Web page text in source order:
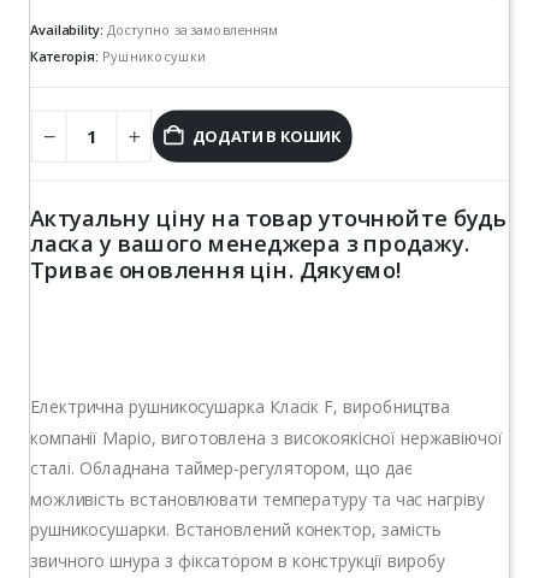
Availability: Доступно за замовленням
Категорія: Рушникосушки
ДОДАТИ В КОШИК
Актуальну ціну на товар уточнюйте будь
ласка у вашого менеджера з продажу.
Триває оновлення цін. Дякуємо!
Електрична рушникосушарка Класік F, виробництва
компанії Маріо, виготовлена з високоякісної нержавіючої
сталі. Обладнана таймер-регулятором, що дає
можливість встановлювати температуру та час нагріву
рушникосушарки. Встановлений конектор, замість
звичного шнура з фіксатором в конструкції виробу